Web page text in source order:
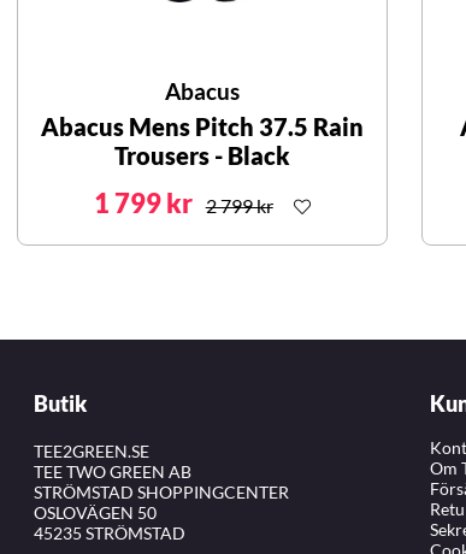
Abacus
Abacus Mens Pitch 37.5 Rain
Trousers - Black
1 799 kr 2 799 kr
Butik
TEE2GREEN.SE
TEE TWO GREEN AB
STRÖMSTAD SHOPPINGCENTER
OSLOVÄGEN 50
45235 STRÖMSTAD
Om